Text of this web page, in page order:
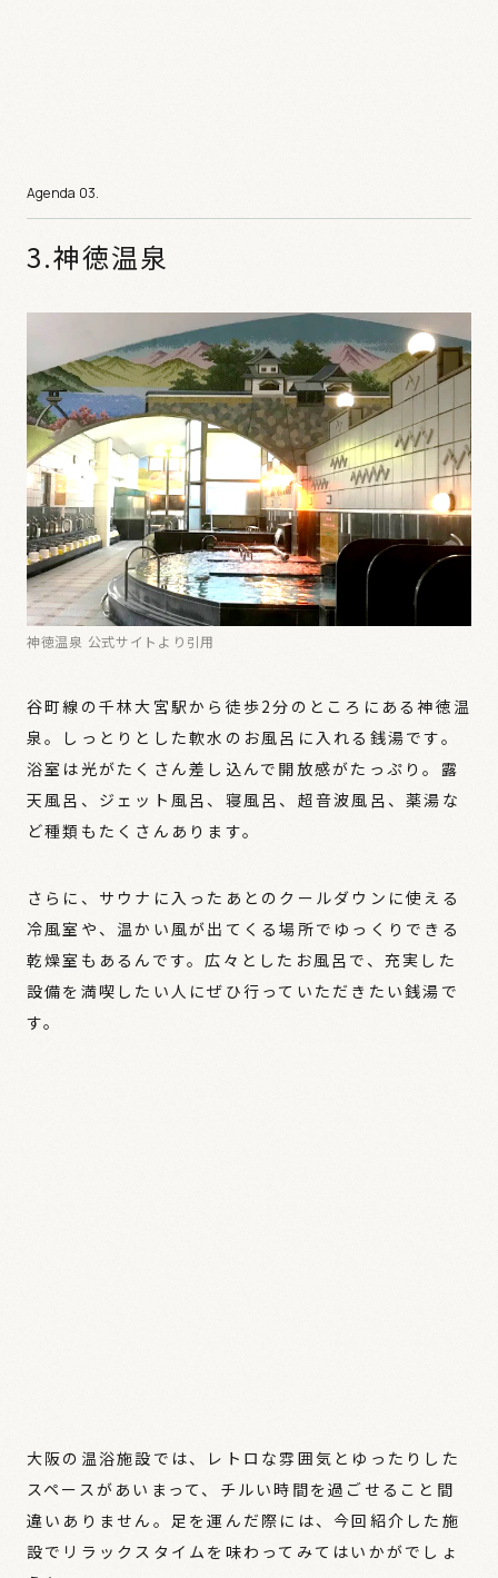
3.神徳温泉
神徳温泉 公式サイトより引用
谷町線の千林大宮駅から徒歩2分のところにある神徳温
泉。しっとりとした軟水のお風呂に入れる銭湯です。
浴室は光がたくさん差し込んで開放感がたっぷり。露
天風呂、ジェット風呂、寝風呂、超音波風呂、薬湯な
ど種類もたくさんあります。
さらに、サウナに入ったあとのクールダウンに使える
冷風室や、温かい風が出てくる場所でゆっくりできる
乾燥室もあるんです。広々としたお風呂で、充実した
設備を満喫したい人にぜひ行っていただきたい銭湯で
す。
大阪の温浴施設では、レトロな雰囲気とゆったりした
スペースがあいまって、チルい時間を過ごせること間
違いありません。足を運んだ際には、今回紹介した施
設でリラックスタイムを味わってみてはいかがでしょ